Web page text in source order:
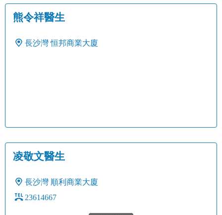
熊令祥醫生
長沙灣 恒邦商業大廈
凌敬文醫生
長沙灣 順利商業大廈
23614667